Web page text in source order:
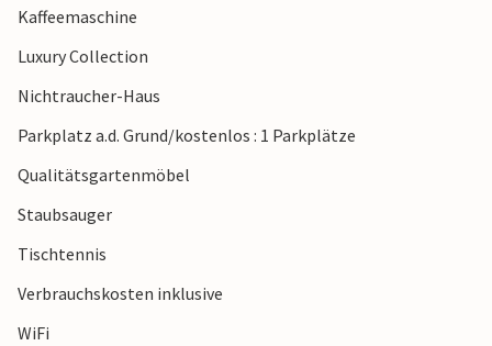
seiner abwechslungsreichen Landschaft.
Zeit mit hohem Komfort.
Kaffeemaschine
Luxury Collection
Nichtraucher-Haus
Parkplatz a.d. Grund/kostenlos : 1 Parkplätze
Qualitätsgartenmöbel
Staubsauger
Tischtennis
Verbrauchskosten inklusive
WiFi